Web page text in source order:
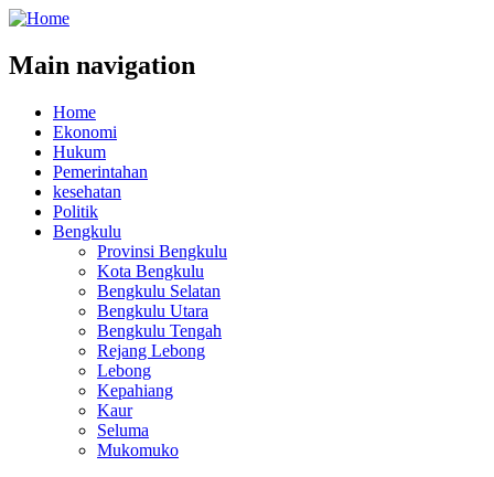
Main navigation
Home
Ekonomi
Hukum
Pemerintahan
kesehatan
Politik
Bengkulu
Provinsi Bengkulu
Kota Bengkulu
Bengkulu Selatan
Bengkulu Utara
Bengkulu Tengah
Rejang Lebong
Lebong
Kepahiang
Kaur
Seluma
Mukomuko